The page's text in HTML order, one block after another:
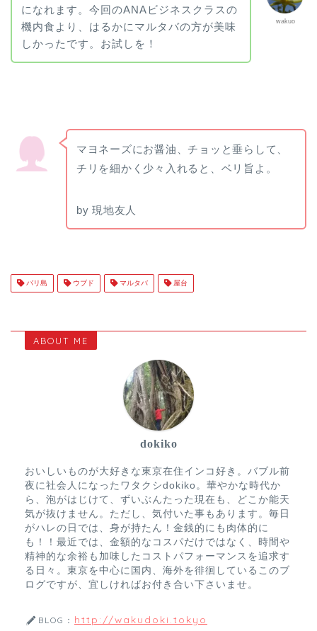
wakuo
になれます。今回のANAビジネスクラスの
機内食より、はるかにマルタバの方が美味
しかったです。お試しを！
マヨネーズにお醤油、チョッと垂らして、
チリを細かく少々入れると、ベリ旨よ。
by 現地友人
バリ島 ウブド マルタバ 屋台
ABOUT ME
dokiko
おいしいものが大好きな東京在住インコ好き。バブル前
夜に社会人になったワタクシdokiko。華やかな時代か
ら、泡がはじけて、ずいぶんたった現在も、どこか能天
気が抜けません。ただし、気付いた事もあります。毎日
がハレの日では、身が持たん！金銭的にも肉体的に
も！！最近では、金額的なコスパだけではなく、時間や
精神的な余裕も加味したコストパフォーマンスを追求す
る日々。東京を中心に国内、海外を徘徊しているこのブ
ログですが、宜しければお付き合い下さいませ。
BLOG： http://wakudoki.tokyo